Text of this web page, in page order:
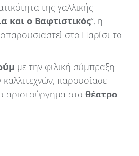
της γαλλικής
και ο Βαφτιστικός“, η
στο Παρίσι το
με την φιλική σύμπραξη
παρουσίασε
αριστούργημα στο θέατρο